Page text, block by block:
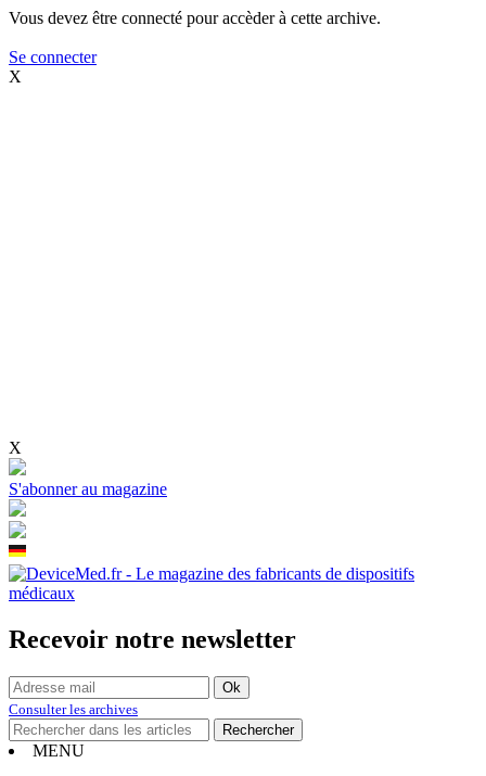
Vous devez être connecté pour accèder à cette archive.
Se connecter
X
X
S'abonner au magazine
Recevoir notre newsletter
Consulter les archives
MENU